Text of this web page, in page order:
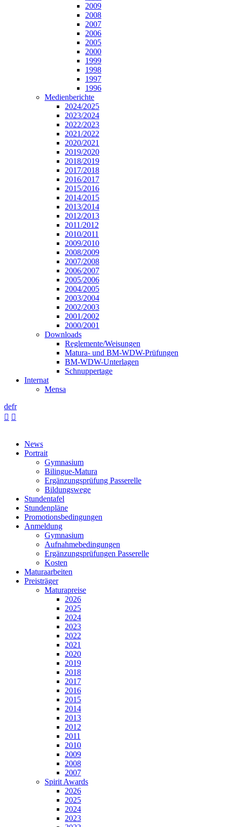
2009
2008
2007
2006
2005
2000
1999
1998
1997
1996
Medienberichte
2024/2025
2023/2024
2022/2023
2021/2022
2020/2021
2019/2020
2018/2019
2017/2018
2016/2017
2015/2016
2014/2015
2013/2014
2012/2013
2011/2012
2010/2011
2009/2010
2008/2009
2007/2008
2006/2007
2005/2006
2004/2005
2003/2004
2002/2003
2001/2002
2000/2001
Downloads
Reglemente/Weisungen
Matura- und BM-WDW-Prüfungen
BM-WDW-Unterlagen
Schnuppertage
Internat
Mensa
defr
 
News
Portrait
Gymnasium
Bilingue-Matura
Ergänzungsprüfung Passerelle
Bildungswege
Stundentafel
Stundenpläne
Promotionsbedingungen
Anmeldung
Gymnasium
Aufnahmebedingungen
Ergänzungsprüfungen Passerelle
Kosten
Maturaarbeiten
Preisträger
Maturapreise
2026
2025
2024
2023
2022
2021
2020
2019
2018
2017
2016
2015
2014
2013
2012
2011
2010
2009
2008
2007
Spirit Awards
2026
2025
2024
2023